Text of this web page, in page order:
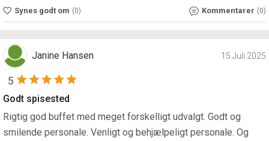
Synes godt om (0) Kommentarer (0)
Janine Hansen 15 Juli 2025
5
Godt spisested
Rigtig god buffet med meget forskelligt udvalgt. Godt og
smilende personale. Venligt og behjælpeligt personale. Og